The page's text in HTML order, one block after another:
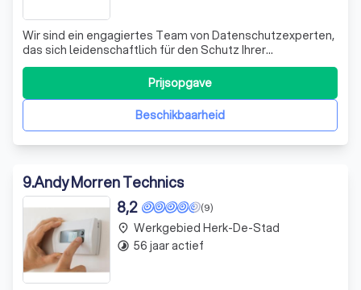
Wir sind ein engagiertes Team von Datenschutzexperten,
das sich leidenschaftlich für den Schutz Ihrer
persönlichen Daten einsetzt. Wir verstehen, dass Ihre
Daten wertvoll sind und behandeln sie mit der gebotenen
Sorgfalt und Diskretion. Unser Hauptziel ist es, eine
sichere Umgebung zu schaffen, in d
Beschikbaarheid
Prijsopgave
9.Andy Morren Technics
(9)
8,2
place Werkgebied Herk-De-Stad
timelapse 56 jaar actief